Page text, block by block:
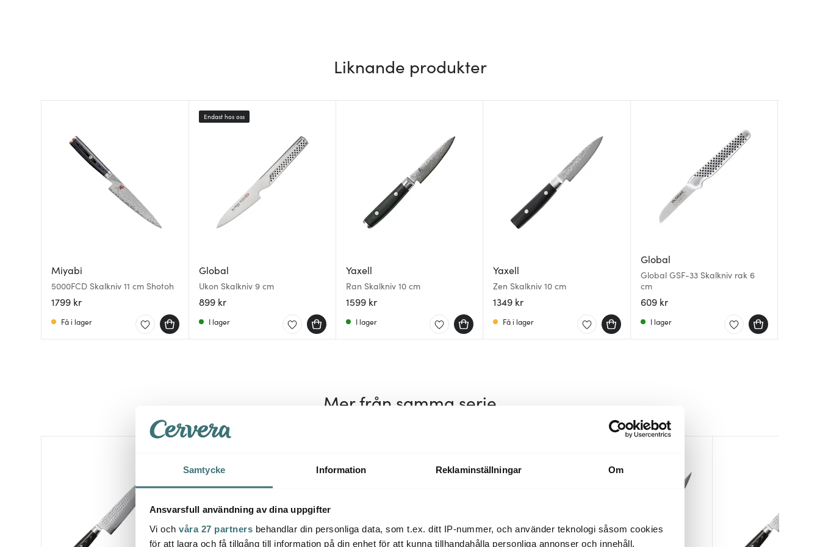
Samtycke Information Reklaminställningar Om
Ansvarsfull användning av dina uppgifter
Vi och våra 27 partners behandlar din personliga data, som t.ex. ditt IP-nummer, och använder teknologi såsom cookies
för att lagra och få tillgång till information på din enhet för att kunna tillhandahålla personliga annonser och innehåll,
Liknande produkter
Miyabi
5000FCD Skalkniv 11 cm Shotoh
1799 kr
Få i lager
Global
Ukon Skalkniv 9 cm
899 kr
Endast hos oss
I lager
Yaxell
Ran Skalkniv 10 cm
1599 kr
I lager
Yaxell
Zen Skalkniv 10 cm
1349 kr
Få i lager
Global
Global GSF-33 Skalkniv rak 6
cm
609 kr
I lager
Mer från samma serie